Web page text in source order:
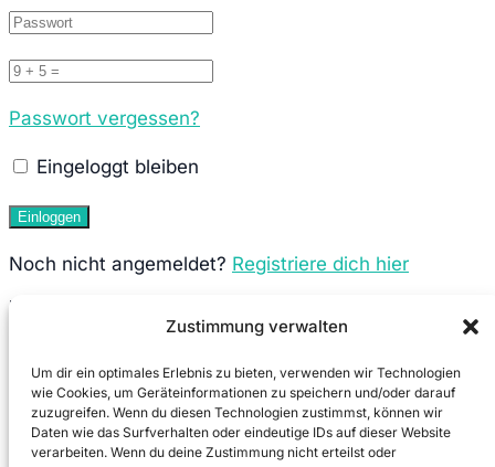
Zustimmung verwalten
Um dir ein optimales Erlebnis zu bieten, verwenden wir Technologien
wie Cookies, um Geräteinformationen zu speichern und/oder darauf
zuzugreifen. Wenn du diesen Technologien zustimmst, können wir
Daten wie das Surfverhalten oder eindeutige IDs auf dieser Website
verarbeiten. Wenn du deine Zustimmung nicht erteilst oder
Passwort vergessen?
Eingeloggt bleiben
Noch nicht angemeldet? Registriere dich hier
Neuen Account anlegen